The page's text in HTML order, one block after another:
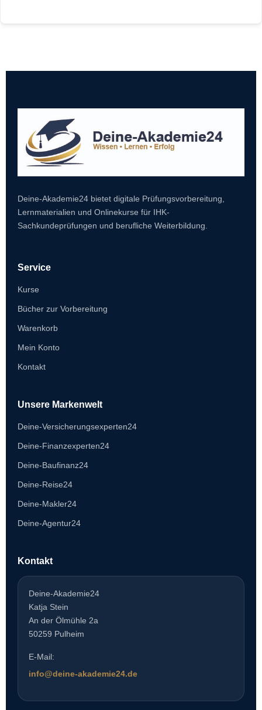
Deine-Akademie24 bietet digitale Prüfungsvorbereitung,
Lernmaterialien und Onlinekurse für IHK-
Sachkundeprüfungen und berufliche Weiterbildung.
Service
Kurse
Bücher zur Vorbereitung
Warenkorb
Mein Konto
Kontakt
Unsere Markenwelt
Deine-Versicherungsexperten24
Deine-Finanzexperten24
Deine-Baufinanz24
Deine-Reise24
Deine-Makler24
Deine-Agentur24
Kontakt
Deine-Akademie24
Katja Stein
An der Ölmühle 2a
50259 Pulheim
E-Mail:
info@deine-akademie24.de